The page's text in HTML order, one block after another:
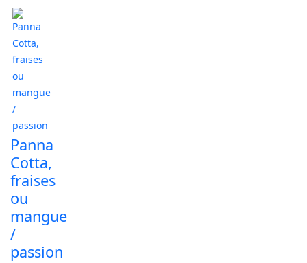
Panna
Cotta,
fraises
ou
mangue
/
passion